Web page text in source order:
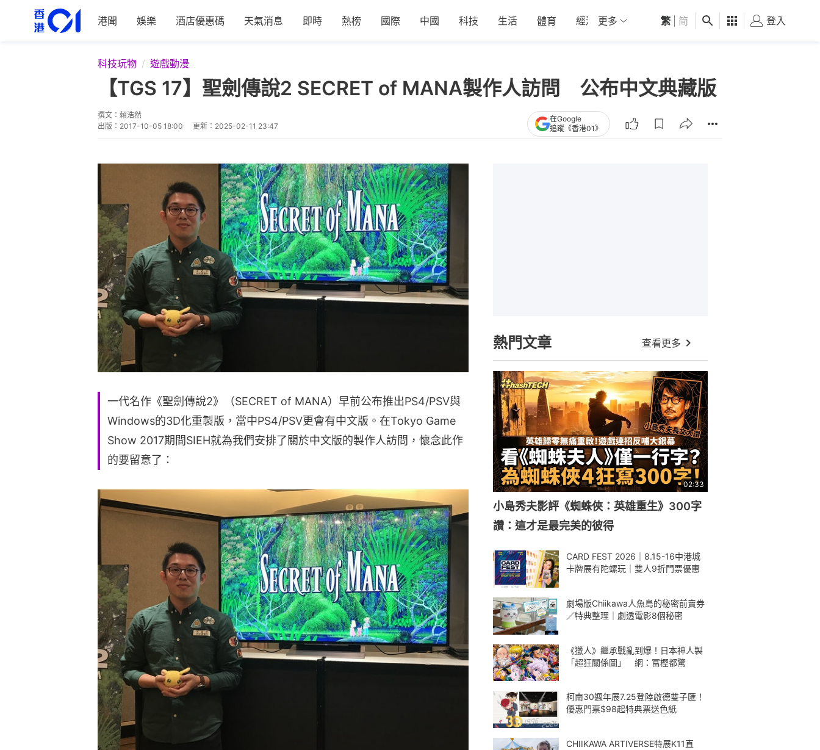
港聞 娛樂 酒店優惠碼 天氣消息 即時 熱榜 國際 中國 科技 生活 體育 經濟 01深圳 觀點 健康 好食玩飛
更多 繁 简 登入
科技玩物 遊戲動漫
【TGS 17】聖劍傳說2 SECRET of MANA製作人訪問 公布中文典藏版
撰文： 賴浩然
出版： 2017-10-05 18:00 更新： 2025-02-11 23:47
在Google
追蹤《香港01》
一代名作《聖劍傳說2》（SECRET of MANA）早前公布推出PS4/PSV與
Windows的3D化重製版，當中PS4/PSV更會有中文版。在Tokyo Game
Show 2017期間SIEH就為我們安排了關於中文版的製作人訪問，懷念此作
的要留意了：
熱門文章 查看更多
02:33
小島秀夫影評《蜘蛛俠：英雄重生》300字
讚：這才是最完美的彼得
CARD FEST 2026｜8.15-16中港城
卡牌展有陀螺玩｜雙人9折門票優惠
劇場版Chiikawa人魚島的秘密前賣券
／特典整理｜劇透電影8個秘密
《獵人》繼承戰亂到爆！日本神人製
「超狂關係圖」 網：冨樫都驚
柯南30週年展7.25登陸啟德雙子匯！
優惠門票$98起特典票送色紙
CHIIKAWA ARTIVERSE特展K11直